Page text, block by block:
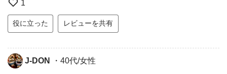
1
役に立った レビューを共有
J-DON ・40代/女性